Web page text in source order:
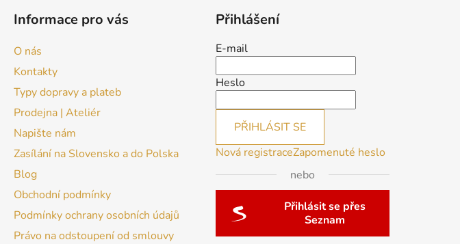
Informace pro vás
O nás
Kontakty
Typy dopravy a plateb
Prodejna | Ateliér
Napište nám
Zasílání na Slovensko a do Polska
Blog
Obchodní podmínky
Podmínky ochrany osobních údajů
Právo na odstoupení od smlouvy
Přihlášení
E-mail
Heslo
PŘIHLÁSIT SE
Nová registraceZapomenuté heslo
nebo
Přihlásit se přes
Seznam